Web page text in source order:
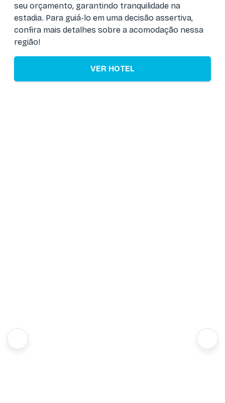
seu orçamento, garantindo tranquilidade na
estadia. Para guiá-lo em uma decisão assertiva,
confira mais detalhes sobre a acomodação nessa
região!
VER HOTEL